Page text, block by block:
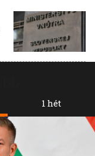
1 hét